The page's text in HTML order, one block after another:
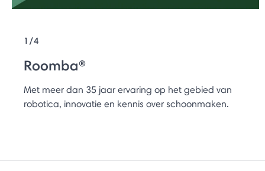
1/4
Roomba®
Met meer dan 35 jaar ervaring op het gebied van
robotica, innovatie en kennis over schoonmaken.